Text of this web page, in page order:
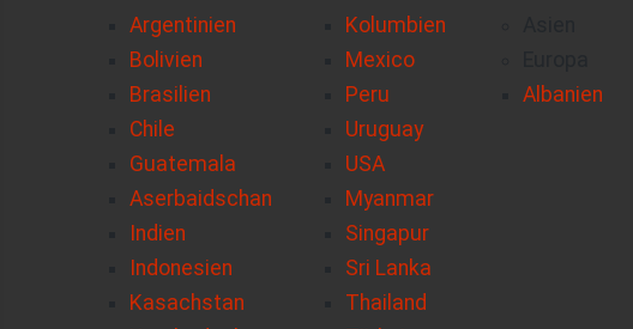
Argentinien
Bolivien
Brasilien
Chile
Guatemala
Kolumbien
Mexico
Peru
Uruguay
USA
Aserbaidschan
Indien
Indonesien
Kasachstan
Myanmar
Singapur
Sri Lanka
Thailand
Albanien